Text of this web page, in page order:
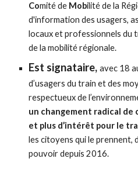
Comité de Mobilité de la
d'information des usagers,
locaux et professionnels du
de la mobilité régionale.
Est signataire,avec 18
d’usagers du train et des
respectueux de
un changement radical
et plus d’intérêt pour le
les citoyens qui le prennent,
pouvoir depuis 2016.